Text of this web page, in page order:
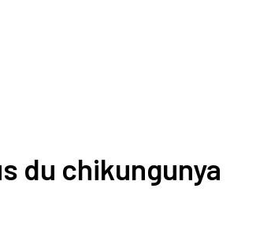
du chikungunya